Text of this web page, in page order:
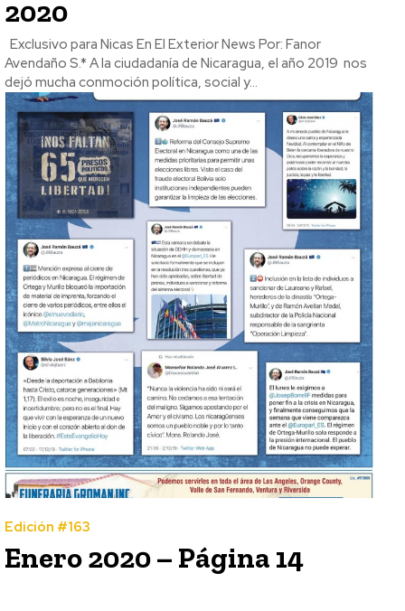
2020
Avendaño S.* A la ciudadanía de Nicaragua, el año 2019 nos
dejó mucha conmoción política, social y...
Edición #163
Enero 2020 – Página 14